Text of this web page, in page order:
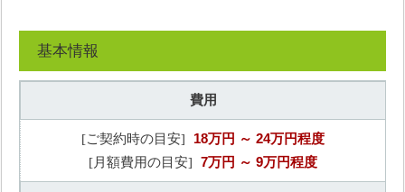
基本情報
費用
[ご契約時の目安] 18万円 ～ 24万円程度
[月額費用の目安] 7万円 ～ 9万円程度